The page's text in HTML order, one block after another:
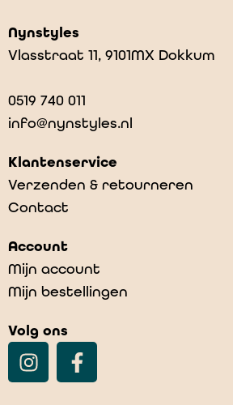
€12,95
Nynstyles
Vlasstraat 11, 9101MX Dokkum
0519 740 011
info@nynstyles.nl
Klantenservice
Verzenden & retourneren
Contact
Account
Mijn account
Mijn bestellingen
Volg ons